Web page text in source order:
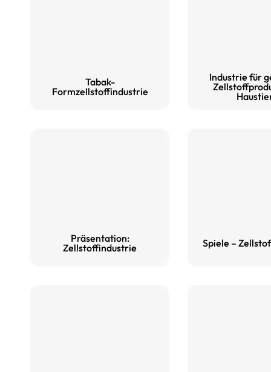
Tabak-
Formzellstoffindustrie
Industrie für
Präsentation:
Zellstoffindustrie
Spiele –